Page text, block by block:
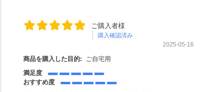
ご購入者様
購入確認済み
2025-05-16
商品を購入した目的:
ご自宅用
満足度
おすすめ度